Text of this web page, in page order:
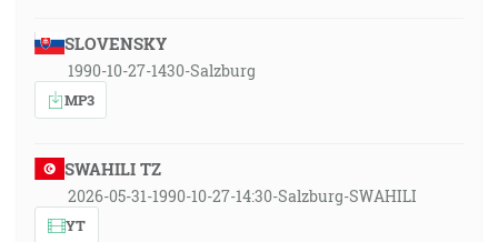
SLOVENSKY
1990-10-27-1430-Salzburg
MP3
SWAHILI TZ
2026-05-31-1990-10-27-14:30-Salzburg-SWAHILI
YT